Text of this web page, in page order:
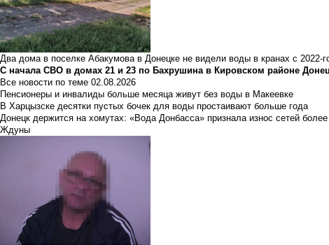
Два дома в поселке Абакумова в Донецке не видели воды в кранах с 2022-
С начала СВО в домах 21 и 23 по Бахрушина в Кировском районе
Все новости по теме 02.08.2026
Пенсионеры и инвалиды больше месяца живут без воды в Макеевке
В Харцызске десятки пустых бочек для воды простаивают больше года
Донецк держится на хомутах: «Вода Донбасса» признала износ сетей
Ждуны